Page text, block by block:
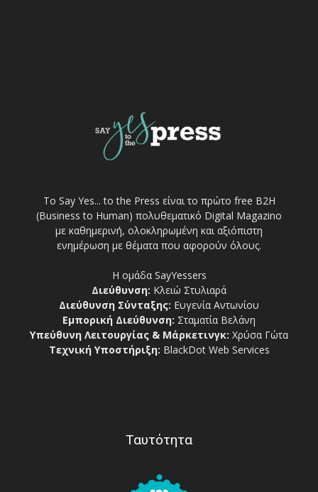
Το Say Yes... to the Press είναι το πρώτο free Β2Η
(Business to Human) πολυθεματικό Digital Magazino
με καθημερινή, ολοκληρωμένη και αξιόπιστη
ενημέρωση με θέματα που αφορούν όλους.
Η ομάδα SayYessers
Διεύθυνση: Κλειώ Στυλιαρά
Διεύθυνση Σύνταξης: Ευγενία Αντωνίου
Εμπορική Διεύθυνση: Σταματία Βελάνη
Υπεύθυνη Λειτουργίας & Μάρκετινγκ: Χρύσα Γώτα
Τεχνική Υποστήριξη: BlackDot Web Services
Ταυτότητα